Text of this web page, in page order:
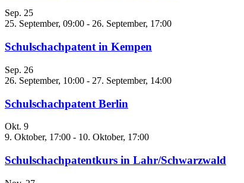
Sep. 25
25. September, 09:00 - 26. September, 17:00
Schulschachpatent in Kempen
Sep. 26
26. September, 10:00 - 27. September, 14:00
Schulschachpatent Berlin
Okt. 9
9. Oktober, 17:00 - 10. Oktober, 17:00
Schulschachpatentkurs in Lahr/Schwarzwald